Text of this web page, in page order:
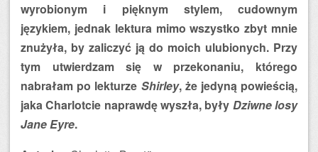
wyrobionym i pięknym stylem, cudownym
językiem, jednak lektura mimo wszystko zbyt mnie
znużyła, by zaliczyć ją do moich ulubionych. Przy
tym utwierdzam się w przekonaniu, którego
nabrałam po lekturze Shirley, że jedyną powieścią,
jaka Charlotcie naprawdę wyszła, były Dziwne losy
Jane Eyre.